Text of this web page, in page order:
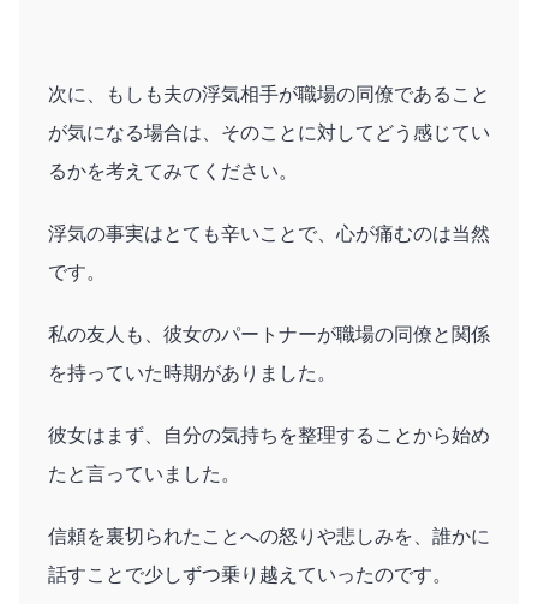
次に、もしも夫の浮気相手が職場の同僚であること
が気になる場合は、そのことに対してどう感じてい
るかを考えてみてください。
浮気の事実はとても辛いことで、心が痛むのは当然
です。
私の友人も、彼女のパートナーが職場の同僚と関係
を持っていた時期がありました。
彼女はまず、自分の気持ちを整理することから始め
たと言っていました。
信頼を裏切られたことへの怒りや悲しみを、誰かに
話すことで少しずつ乗り越えていったのです。